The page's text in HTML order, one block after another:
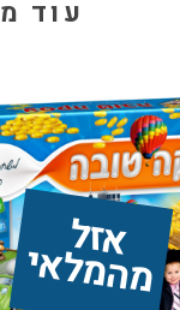
עוד
אז
ל
מ
ה
מ
ל
אי